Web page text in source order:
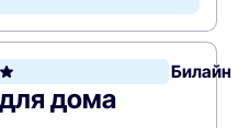
Билайн
дома